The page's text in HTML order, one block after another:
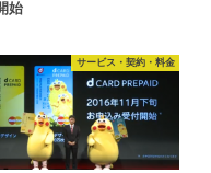
始
サービス・契約・料金